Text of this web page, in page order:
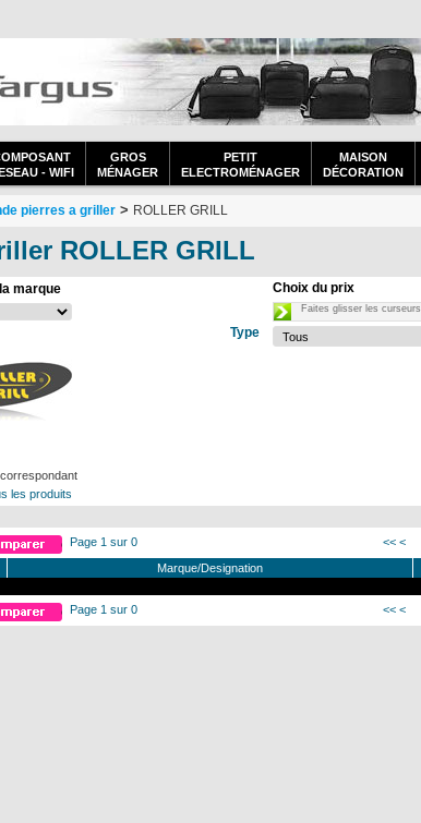
- WIFI
GROS
MÉNAGER
PETIT
ELECTROMÉNAGER
MAISON
DÉCORATION
pierres a griller > ROLLER GRILL
ROLLER GRILL
marque Choix du prix
Faites glisser les curseurs
Type
les produits
Page 1 sur 0 << <
Marque/Designation
Page 1 sur 0 << <